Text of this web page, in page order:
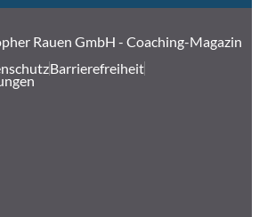
Rauen GmbH - Coaching-Magazin
Barrierefreiheit